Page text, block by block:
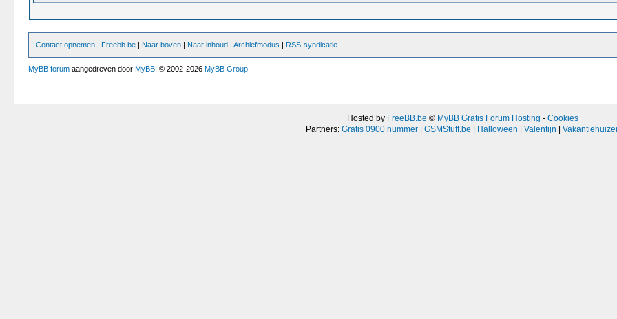
Contact opnemen | Freebb.be | Naar boven | Naar inhoud |Archiefmodus | RSS-syndicatie
MyBB forum aangedreven doorMyBB , © 2002-2026MyBB Group
Hosted by FreeBB.be © MyBB Gratis Forum Hosting - Cookies
Partners: Gratis 0900 nummer| GSMStuff.be Halloween Valentijn